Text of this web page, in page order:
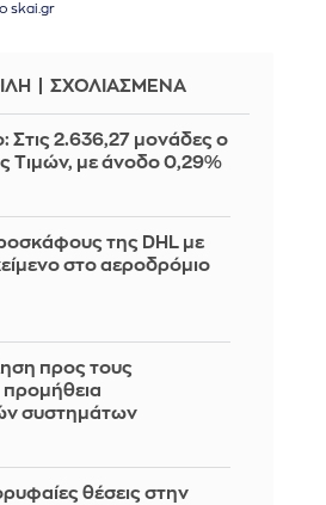
skai.gr
ΣΧΟΛΙΑΣΜΕΝΑ
Στις 2.636,27 μονάδες ο
Τιμών, με άνοδο 0,29%
της DHL με
στο αεροδρόμιο
προς τους
προμήθεια
συστημάτων
θέσεις στην